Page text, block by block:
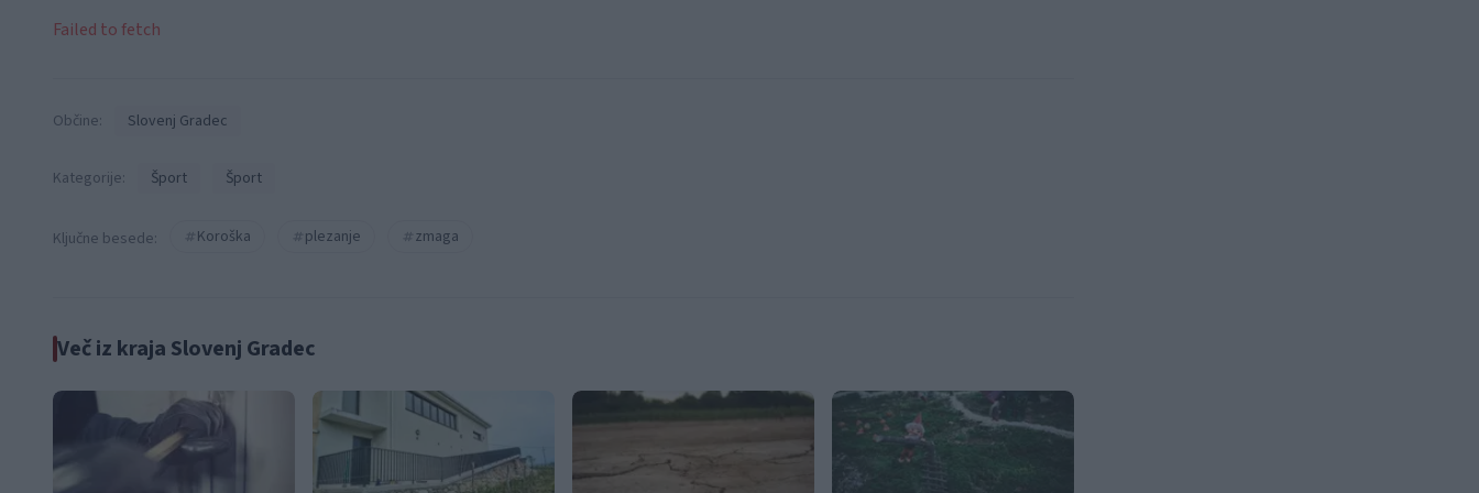
Failed to fetch
Občine: Slovenj Gradec
Kategorije: Šport Šport
Ključne besede: Koroška plezanje zmaga
Več iz kraja Slovenj Gradec